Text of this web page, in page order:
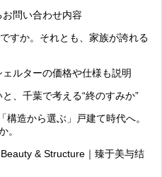
問い合わせ内容
すか。それとも、家族が誇れる
ルターの価格や仕様も説明
、千葉で考える“終のすみか”
造から選ぶ」戸建て時代へ。
。
& Structure｜臻于美与结